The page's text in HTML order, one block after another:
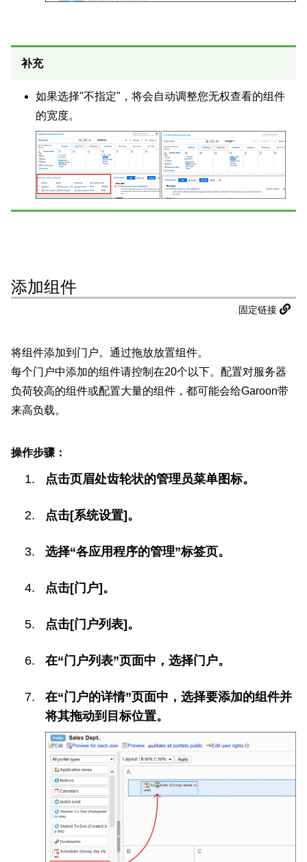
补充
如果选择"不指定"，将会自动调整您无权查看的组件
的宽度。
添加组件
固定链接
将组件添加到门户。通过拖放放置组件。
每个门户中添加的组件请控制在20个以下。配置对服务器
负荷较高的组件或配置大量的组件，都可能会给Garoon带
来高负载。
操作步骤：
点击页眉处齿轮状的管理员菜单图标。
点击[系统设置]。
选择“各应用程序的管理”标签页。
点击[门户]。
点击[门户列表]。
在“门户列表”页面中，选择门户。
在“门户的详情”页面中，选择要添加的组件并
将其拖动到目标位置。